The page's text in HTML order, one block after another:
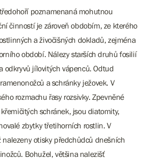
poznamenaná mohutnou
činností je zároveň obdobím, ze kterého
a živočišných dokladů, zejména
období. Nálezy starších druhů fosilií
odkryvů jílovitých vápenců. Odtud
a schránky ježovek. V
rozmachu řasy rozsivky. Zpevněné
schránek, jsou diatomity,
zbytky třetihorních rostlin. V
otisky předchůdců dnešních
Bohužel, většina nalezišť